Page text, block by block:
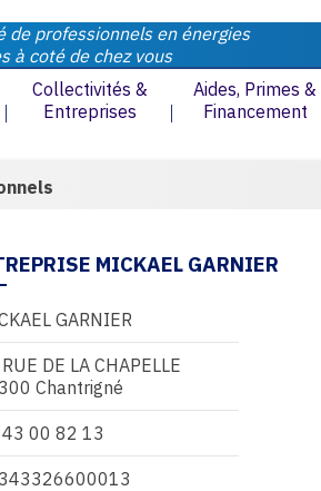
de professionnels en énergies
à coté de chez vous
Collectivités &
Entreprises
Aides, Primes &
Financement
MICKAEL GARNIER
GARNIER
DE LA CHAPELLE
Chantrigné
00 82 13